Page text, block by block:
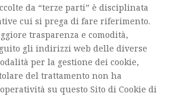
da “terze parti” è disciplinata
cui si prega di fare riferimento.
trasparenza e comodità,
gli indirizzi web delle diverse
per la gestione dei cookie,
del trattamento non ha
su questo Sito di Cookie di